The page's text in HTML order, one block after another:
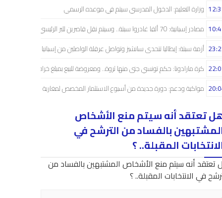
وزارة التعليم: الدخول المدرسي سیتم في موعده الرسمي
مصادر إسبانية: 70 ألفا غادروا سبتة.. وسيتم نقل قاصرين للبر الرئيسي
أزمة سبتة: إيطاليا تتحدى سانشيز وتواصل عرقلة الواصلين من إسبانيا
كرة مارادونا: حكم تونسي جنى منها ثروة.. ومعروضة للبيع بمبلغ خرافي
مواكبة ودعم: دورة جديدة من أسبوع الاستثمار المخصص لمغاربة العالم
تعتقد أنه سيتم منع الأشخاص
بالفساد من الترشح في
المقبلة.. ؟
تعتقد أنه سيتم منع الأشخاص المشتبهين بالفساد من
في الانتخابات المقبلة.. ؟